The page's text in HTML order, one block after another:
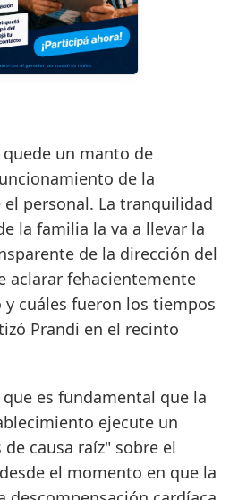
quede un manto de
de la
personal. La tranquilidad
la familia la va a llevar la
de la dirección del
aclarar fehacientemente
y cuáles fueron los tiempos
Prandi en el recinto
es fundamental que la
ejecute un
causa raíz" sobre el
el momento en que la